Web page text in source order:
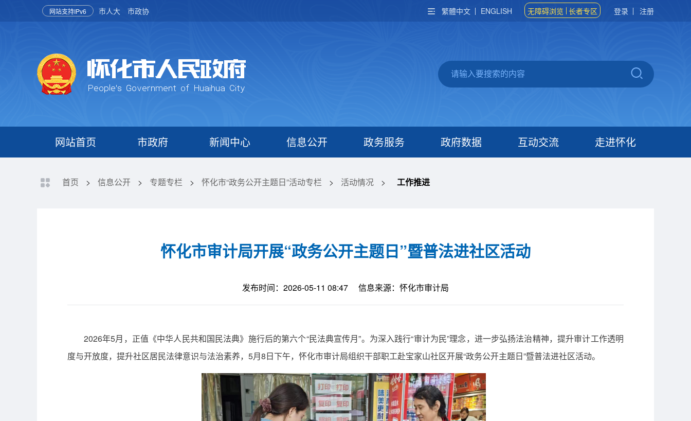
网站支持IPv6 市人大 市政协 繁體中文 ENGLISH 无障碍浏览 长者专区 登录 注册
网站首页 市政府 新闻中心 信息公开 政务服务 政府数据 互动交流 走进怀化
首页 > 信息公开 > 专题专栏 > 怀化市“政务公开主题日”活动专栏 > 活动情况 > 工作推进
怀化市审计局开展“政务公开主题日”暨普法进社区活动
发布时间：2026-05-11 08:47 信息来源：怀化市审计局
2026年5月，正值《中华人民共和国民法典》施行后的第六个“民法典宣传月”。为深入践行“审计为民”理念，进一步弘扬法治精神，提升审计工作透明
度与开放度，提升社区居民法律意识与法治素养，5月8日下午，怀化市审计局组织干部职工赴宝家山社区开展“政务公开主题日”暨普法进社区活动。